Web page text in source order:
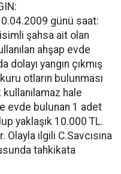
günü saat:
şahsa ait olan
ahşap evde
dolayı yangın çıkmış
otların bulunması
hale
evde bulunan 1 adet
yaklaşık 10.000 TL.
ilgili C.Savcısına
tahkikata